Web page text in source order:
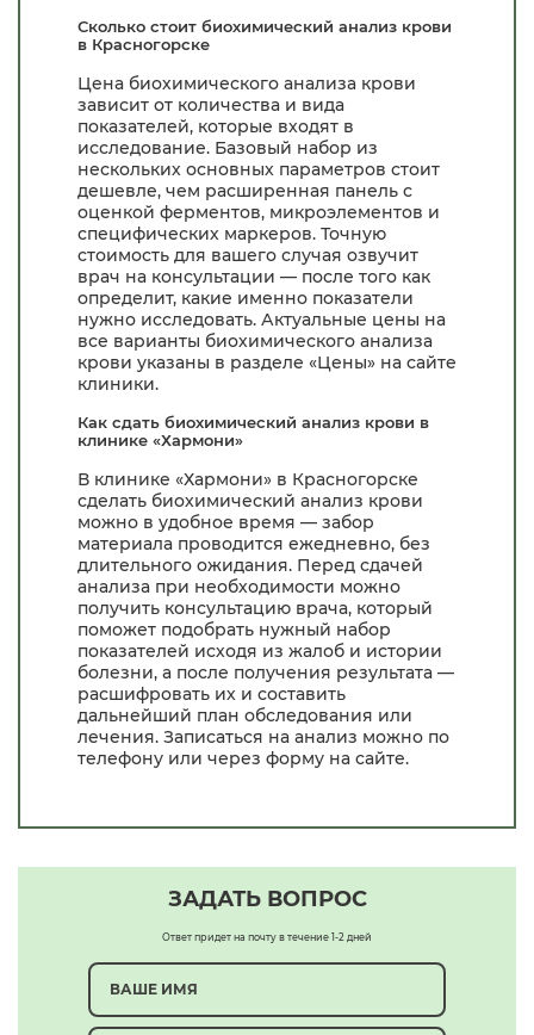
Сколько стоит биохимический анализ крови
в Красногорске
Цена биохимического анализа крови
зависит от количества и вида
показателей, которые входят в
исследование. Базовый набор из
нескольких основных параметров стоит
дешевле, чем расширенная панель с
оценкой ферментов, микроэлементов и
специфических маркеров. Точную
стоимость для вашего случая озвучит
врач на консультации — после того как
определит, какие именно показатели
нужно исследовать. Актуальные цены на
все варианты биохимического анализа
крови указаны в разделе «Цены» на сайте
клиники.
Как сдать биохимический анализ крови в
клинике «Хармони»
В клинике «Хармони» в Красногорске
сделать биохимический анализ крови
можно в удобное время — забор
материала проводится ежедневно, без
длительного ожидания. Перед сдачей
анализа при необходимости можно
получить консультацию врача, который
поможет подобрать нужный набор
показателей исходя из жалоб и истории
болезни, а после получения результата —
расшифровать их и составить
дальнейший план обследования или
лечения. Записаться на анализ можно по
телефону или через форму на сайте.
ЗАДАТЬ ВОПРОС
Ответ придет на почту в течение 1-2 дней